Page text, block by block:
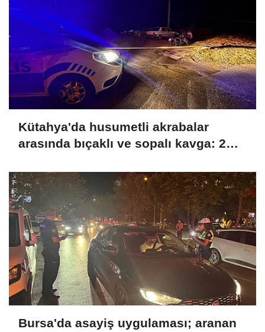
Kütahya'da husumetli akrabalar
arasında bıçaklı ve sopalı kavga: 2
Bursa'da asayiş uygulaması; aranan